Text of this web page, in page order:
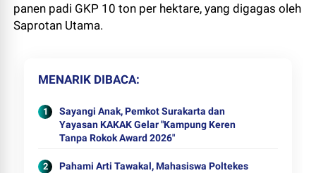
panen padi GKP 10 ton per hektare, yang digagas oleh
Saprotan Utama.
MENARIK DIBACA
Sayangi Anak, Pemkot Surakarta dan
Yayasan KAKAK Gelar "Kampung Keren
Tanpa Rokok Award 2026"
Pahami Arti Tawakal, Mahasiswa Poltekes